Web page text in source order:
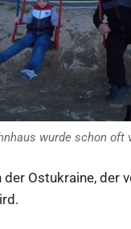
wurde schon oft
Ostukraine, der